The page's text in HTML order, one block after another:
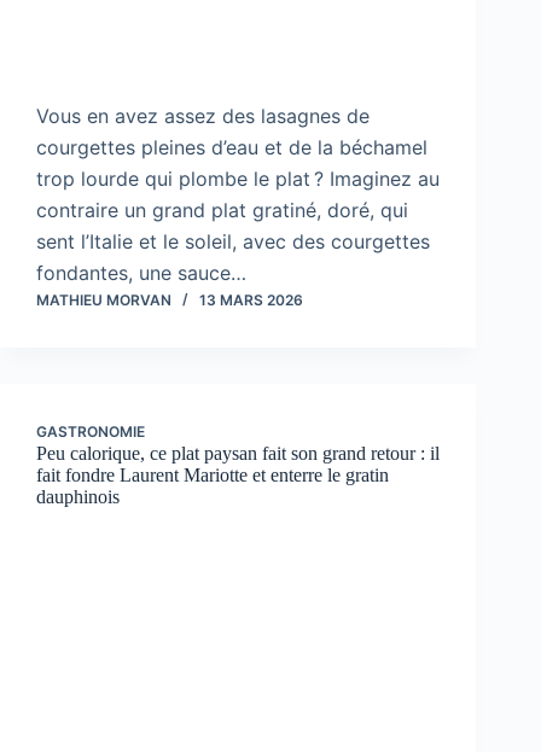
Vous en avez assez des lasagnes de
courgettes pleines d’eau et de la béchamel
trop lourde qui plombe le plat ? Imaginez au
contraire un grand plat gratiné, doré, qui
sent l’Italie et le soleil, avec des courgettes
fondantes, une sauce…
MATHIEU MORVAN 13 MARS 2026
GASTRONOMIE
Peu calorique, ce plat paysan fait son grand retour : il
fait fondre Laurent Mariotte et enterre le gratin
dauphinois